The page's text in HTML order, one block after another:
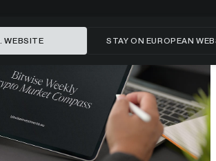
WEBSITE STAY ON EUROPEAN